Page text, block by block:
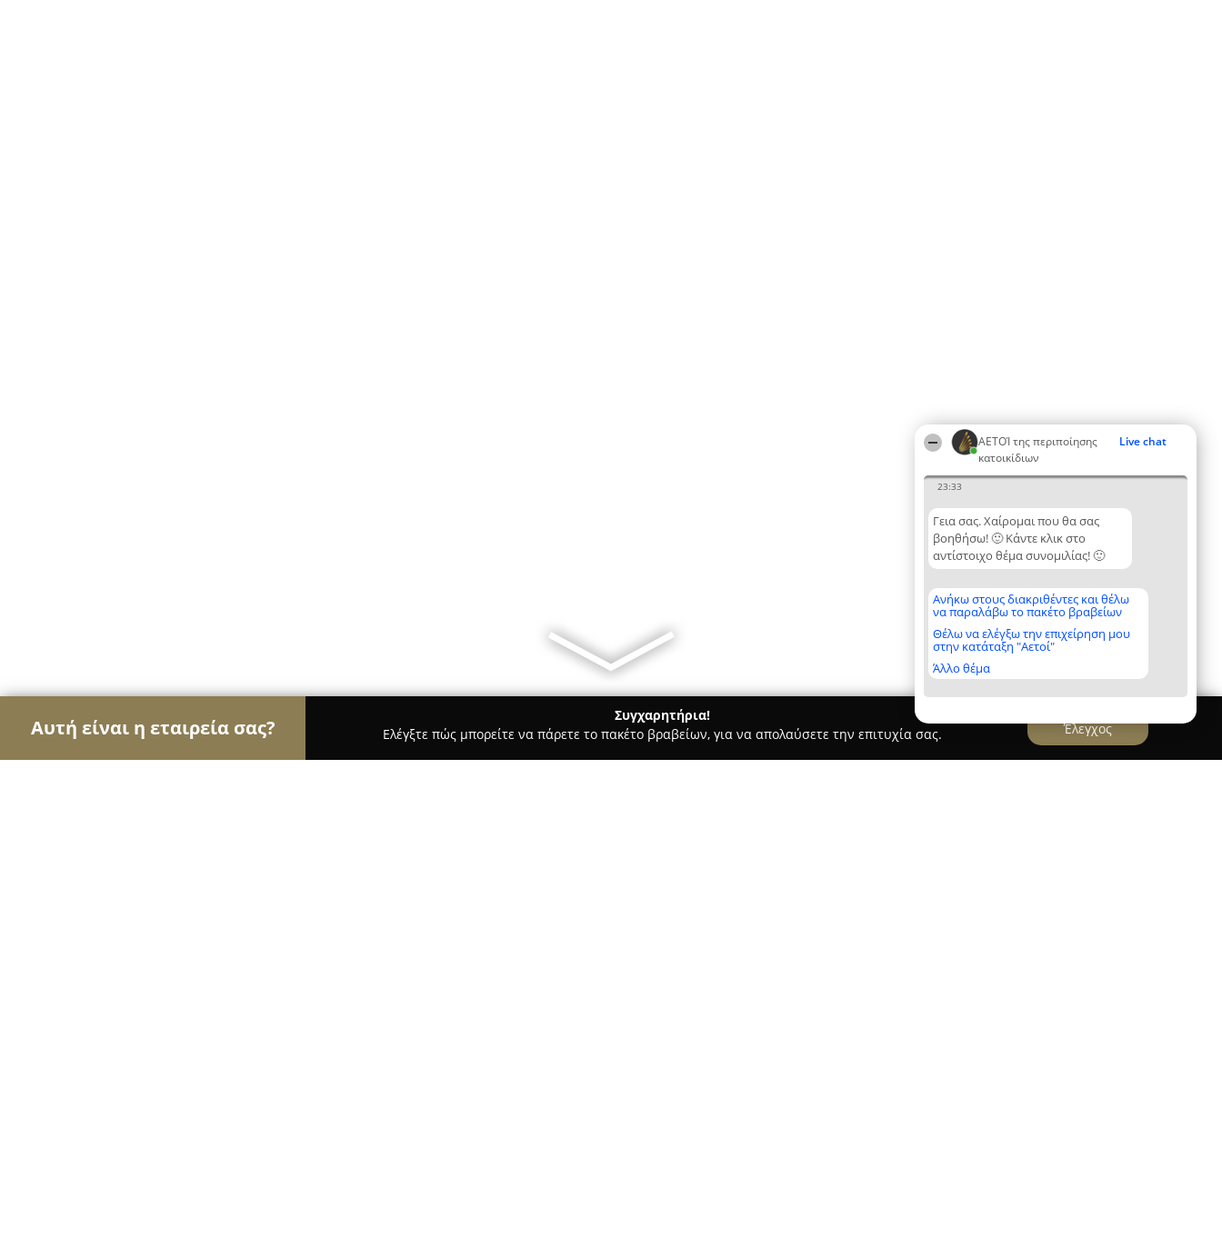
ΑΕΤΟΊ της περιποίησης
κατοικίδιων
Live chat
23:33
Γεια σας. Χαίρομαι που θα σας
βοηθήσω! 🙂 Κάντε κλικ στο
αντίστοιχο θέμα συνομιλίας! 🙂
Ανήκω στους διακριθέντες και θέλω
να παραλάβω το πακέτο βραβείων
Θέλω να ελέγξω την επιχείρηση μου
στην κατάταξη "Αετοί"
Άλλο θέμα
Αυτή είναι η εταιρεία σας?
Συγχαρητήρια!
Ελέγξτε πώς μπορείτε να πάρετε το πακέτο βραβείων, για να απολαύσετε την επιτυχία σας.
Έλεγχος